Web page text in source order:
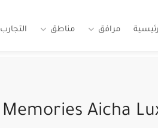
مرافق مناطق التجارب
Memories Aicha